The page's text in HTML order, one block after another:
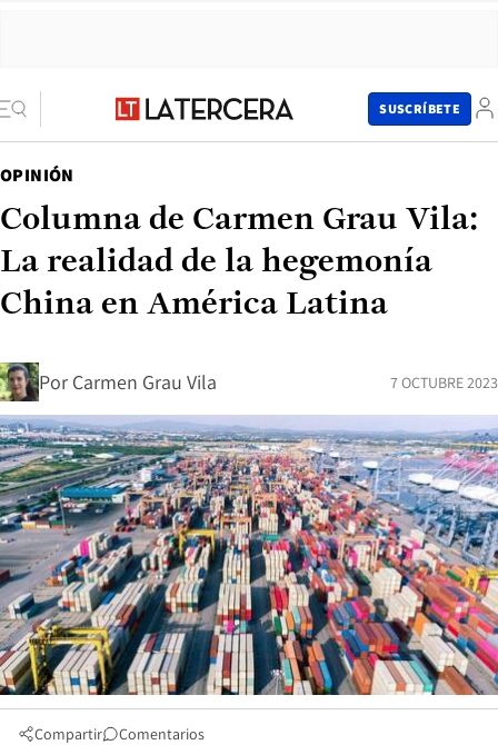
SUSCRÍBETE
OPINIÓN
Columna de Carmen Grau Vila:
La realidad de la hegemonía
China en América Latina
Por Carmen Grau Vila 7 OCTUBRE 2023
Compartir Comentarios